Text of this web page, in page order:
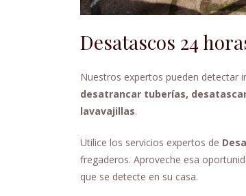
Desatascos 24
Nuestros expertos pueden detectar
desatrancar tuberías,
lavavajillas.
Utilice los servicios expertos de
fregaderos. Aproveche esa
que se detecte en su casa.